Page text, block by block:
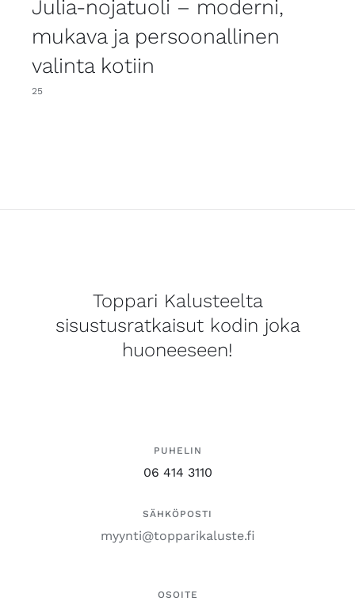
Julia-nojatuoli – moderni,
mukava ja persoonallinen
valinta kotiin
25
Toppari Kalusteelta
sisustusratkaisut kodin joka
huoneeseen!
PUHELIN
06 414 3110
SÄHKÖPOSTI
myynti@topparikaluste.fi
OSOITE